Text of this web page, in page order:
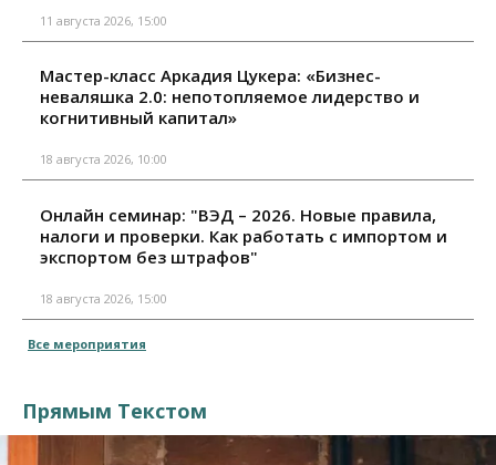
11 августа 2026, 15:00
Мастер-класс Аркадия Цукера: «Бизнес-
неваляшка 2.0: непотопляемое лидерство и
когнитивный капитал»
18 августа 2026, 10:00
Онлайн семинар: "ВЭД – 2026. Новые правила,
налоги и проверки. Как работать с импортом и
экспортом без штрафов"
18 августа 2026, 15:00
Все мероприятия
Прямым Текстом